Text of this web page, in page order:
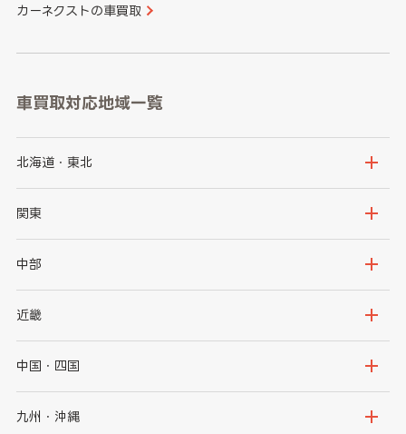
カーネクストの車買取
車買取対応地域一覧
北海道・東北
北海道
岩手県
秋田県
関東
茨城県
群馬県
千葉県
中部
新潟県
石川県
山梨県
近畿
大阪府
京都府
中国・四国
鳥取県
九州・沖縄